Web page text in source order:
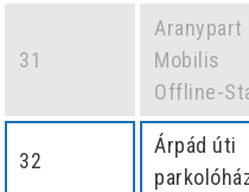
31
Aranypart
Mobilis
Offline-
32
Árpád úti